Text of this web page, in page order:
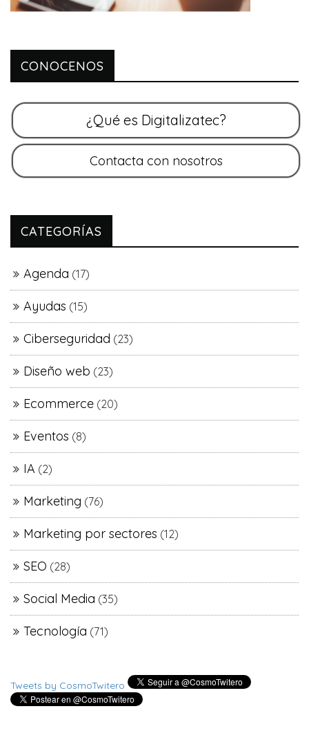
CONOCENOS
CATEGORÍAS
Agenda (17)
Ayudas (15)
Ciberseguridad (23)
Diseño web (23)
Ecommerce (20)
Eventos (8)
IA (2)
Marketing (76)
Marketing por sectores (12)
SEO (28)
Social Media (35)
Tecnología (71)
Tweets by CosmoTwitero